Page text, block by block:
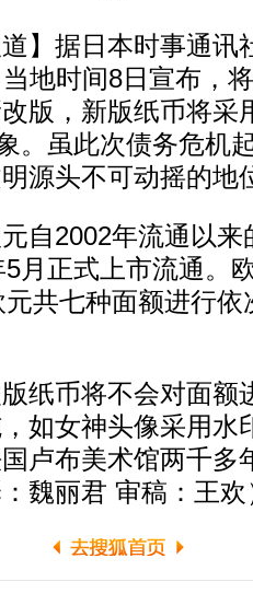
据日本时事通讯
地时间8日宣布，
版，新版纸币将采
。虽此次债务危机
源头不可动摇的地
2002年流通以来
月正式上市流通。
共七种面额进行
币将不会对面额
如女神头像采用水
卢布美术馆两千多
魏丽君 审稿：王欢